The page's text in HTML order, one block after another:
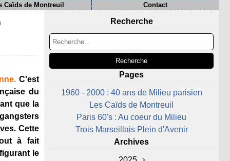
Caïds de Montreuil Contact
C'est
du
que la
Cette
à fait
le
Recherche
Pages
1960 - 2000 : 40 ans de Milieu parisien
Les Caïds de Montreuil
Paris 60's : Au coeur du Milieu
Trois Marseillais Plein d'Avenir
Archives